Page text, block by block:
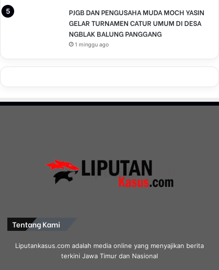
w
a
i
a
T
PJGB DAN PENGUSAHA MUDA MOCH YASIN
GELAR TURNAMEN CATUR UMUM DI DESA
NGBLAK BALUNG PANGGANG
1 minggu ago
Tentang Kami
Liputankasus.com adalah media online yang menyajikan berita
terkini Jawa Timur dan Nasional